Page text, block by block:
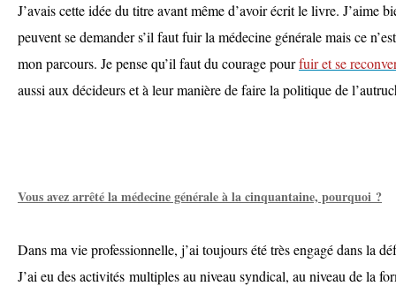
J’avais cette idée du titre avant même d’avoir écrit le livre. J’aime
peuvent se demander s’il faut fuir la médecine générale mais ce
mon parcours. Je pense qu’il faut du courage pourfuir et se
aussi aux décideurs et à leur manière de faire la politique de
Vous avez arrêté la médecine générale à la cinquantaine, pourquoi ?
Dans ma vie professionnelle, j’ai toujours été très engagé dans la
J’ai eu des activités multiples au niveau syndical, au niveau de la